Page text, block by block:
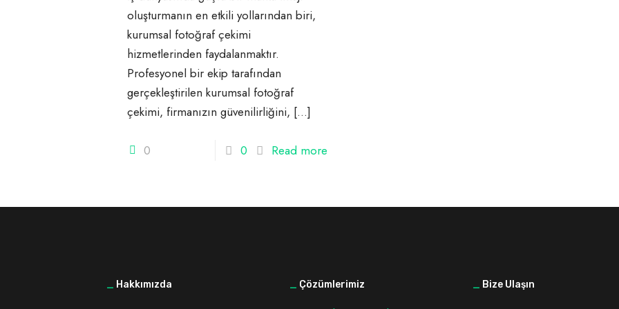
oluşturmanın en etkili yollarından biri,
kurumsal fotoğraf çekimi
hizmetlerinden faydalanmaktır.
Profesyonel bir ekip tarafından
gerçekleştirilen kurumsal fotoğraf
çekimi, firmanızın güvenilirliğini, […]
0 0 Read more
_ Hakkımızda _ Çözümlerimiz _ Bize Ulaşın